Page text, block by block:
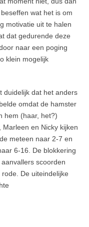
wat het is om
motivatie uit te halen
dat gedurende deze
naar een poging
klein mogelijk
duidelijk dat het anders
omdat de hamster
hem (haar, het?)
en Nicky kijken
meteen naar 2-7 en
6-16. De blokkering
scoorden
De uiteindelijke